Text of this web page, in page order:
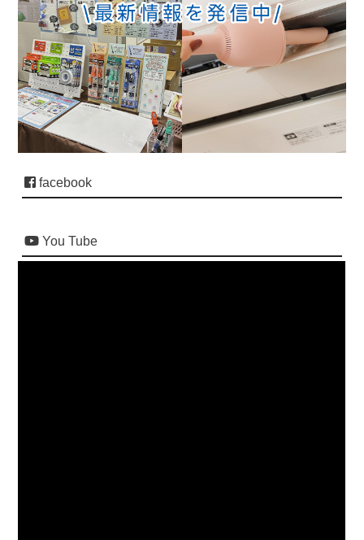
facebook
You Tube